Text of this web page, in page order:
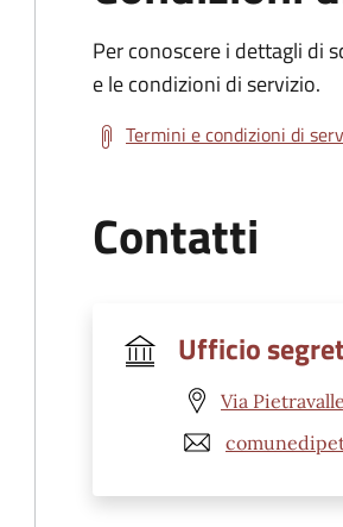
Per conoscere i dettagli di
e le condizioni di servizio.
Termini e condizioni di
Contatti
Ufficio
Via